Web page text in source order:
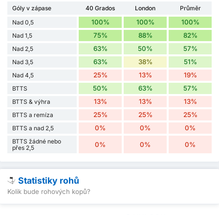
Góly v zápase 40 Grados London
Průměr
Nad 0,5
100% 100% 100%
Nad 1,5 75% 88% 82%
Nad 2,5 63% 50% 57%
Nad 3,5 63% 38% 51%
Nad 4,5 25% 13% 19%
BTTS 50% 63% 57%
BTTS & výhra 13% 13% 13%
BTTS a remíza 25% 25% 25%
BTTS a nad 2,5 0% 0% 0%
BTTS žádné nebo
přes 2,5
0% 0% 0%
Statistiky rohů
Kolik bude rohových kopů?